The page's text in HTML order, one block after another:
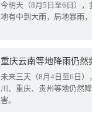
今明天（8月5日至6日）
地有中到大雨，局地暴雨
重庆云南等地降雨仍然
未来三天（8月4日至6日
川、重庆、贵州等地仍然
害。